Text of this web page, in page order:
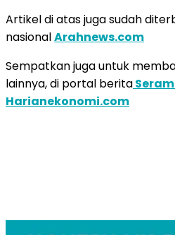
Artikel di atas juga sudah
nasionalArahnews.com
Sempatkan juga untuk
lainnya, di portal berita
Harianekonomi.com